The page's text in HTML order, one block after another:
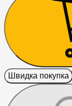
Швидка покупка